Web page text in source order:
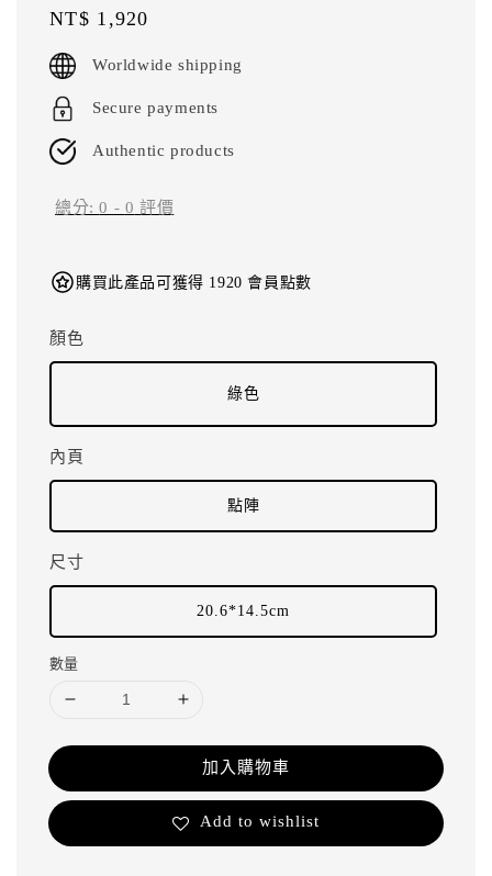
Regular
price
NT$ 1,920
Worldwide shipping
Secure payments
Authentic products
總分:0 - 0 評價
購買此產品可獲得 1920 會員點數
顏色
綠色
內頁
點陣
尺寸
20.6*14.5cm
數量
加入購物車
Add to wishlist